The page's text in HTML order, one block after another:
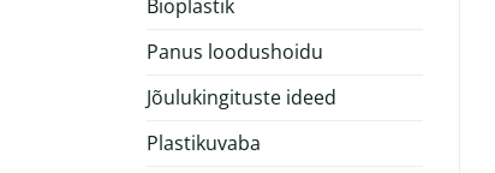
Bioplastik
Panus loodushoidu
Jõulukingituste ideed
Plastikuvaba